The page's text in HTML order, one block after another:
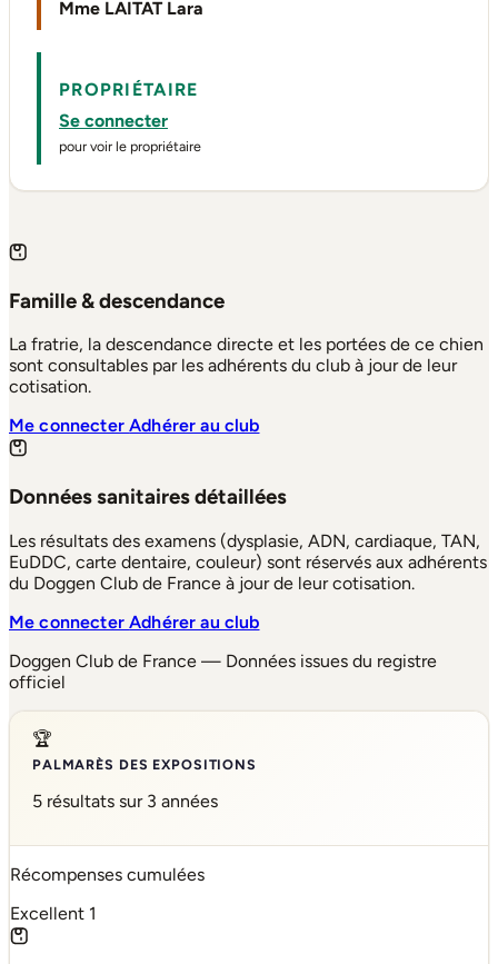
Mme LAITAT Lara
PROPRIÉTAIRE
Se connecter
pour voir le propriétaire
Famille & descendance
La fratrie, la descendance directe et les portées de ce chien
sont consultables par les adhérents du club à jour de leur
cotisation.
Me connecterAdhérer au club
Données sanitaires détaillées
Les résultats des examens (dysplasie, ADN, cardiaque, TAN,
EuDDC, carte dentaire, couleur) sont réservés aux adhérents
du Doggen Club de France à jour de leur cotisation.
Me connecterAdhérer au club
Doggen Club de France — Données issues du registre
officiel
🏆
PALMARÈS DES EXPOSITIONS
5 résultats sur 3 années
Récompenses cumulées
Excellent 1